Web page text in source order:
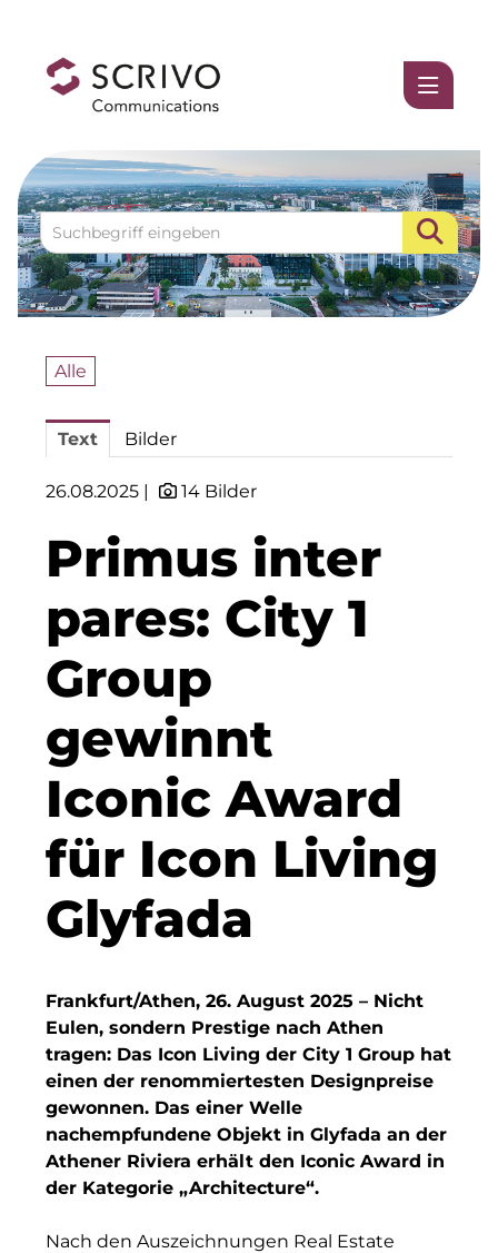
Medienmitteilungen
1337UGC
ACCUMULATA
Accumulata Operations (AOP)
AIM
BHB Unternehmensgruppe
City 1 Group
Clean Intralogistics Net (CIN)
Clean Power Net (CPN)
Dennis Hoppa
CSMM
DEGIV
Die Macherei
Die Werkbank IT GmbH
Docunite
Eternal Power
Eventnet
F4 Immobilien GmbH
Finanzchef24
Frameworks
Gemeinde Hallbergmoos
Gemeinde Taufkirchen
Gesangskollektiv Michael Ritter
GWG Städtische Wohnungsgesellschaft
Alle
Text Bilder
26.08.2025 | 14 Bilder
Primus inter
pares: City 1
Group
gewinnt
Iconic Award
für Icon Living
Glyfada
Frankfurt/Athen, 26. August 2025 – Nicht
Eulen, sondern Prestige nach Athen
tragen: Das Icon Living der City 1 Group hat
einen der renommiertesten Designpreise
gewonnen. Das einer Welle
nachempfundene Objekt in Glyfada an der
Athener Riviera erhält den Iconic Award in
der Kategorie „Architecture“.
Nach den Auszeichnungen Real Estate